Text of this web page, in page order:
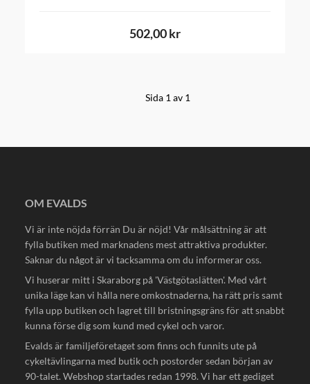
502,00 kr
Sida 1 av 1
OM EVALDS
Vi är inte nöjda förrän Du är nöjd! Vår målsättning är att
fylla butiken med marknadens mest attraktiva produkter.
Saknar du något är vi tacksamma om du informerar oss.
Vi huserar mitt i Skaraborg på 'Västgötaslätten'. Med vårt
unika läge kan vi hålla nere omkostnaderna, ha rätt pris samt
fylla upp butiken och lagret till bristningsgräns för att snabbt
kunna förse dig som kund med cykel och varor.
Evalds är familjeföretaget som finns och funnits ute på
cykeltävlingarna med butik och postorder sedan början av
90-talet. Webshop startades redan 1998. Vi har ett gediget